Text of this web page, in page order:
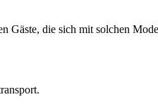
Gäste, die sich mit solchen